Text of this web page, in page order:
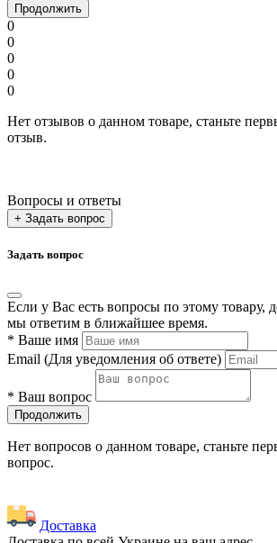
Продолжить
0
0
0
0
0
Нет отзывов о данном товаре, станьте
отзыв.
Вопросы и ответы
+ Задать вопрос
Задать вопрос
Если у Вас есть вопросы по этому товару,
мы ответим в ближайшее время.
* Ваше имя
Email (Для уведомления об ответе)
* Ваш вопрос
Продолжить
Нет вопросов о данном товаре, станьте
вопрос.
Доставка